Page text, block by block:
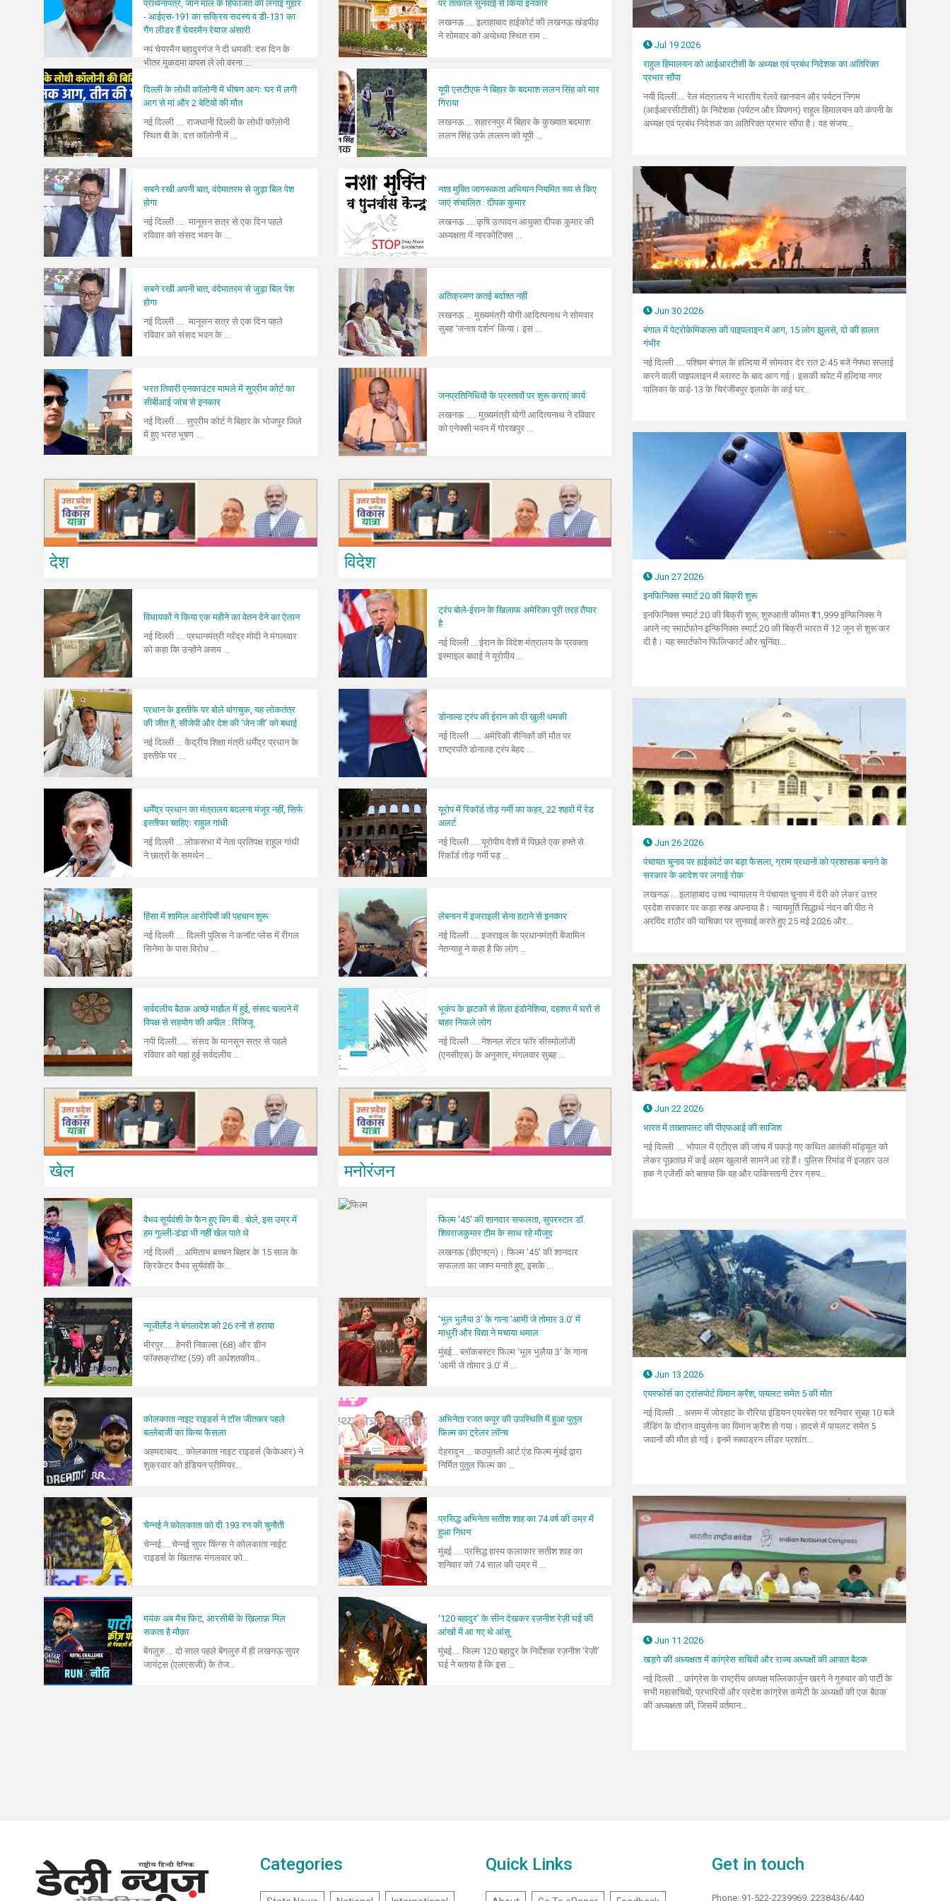
प्रार्थनापत्र, जान माल के हिफाजत की लगाई गुहार
- आईएस-191 का सक्रिय सदस्य व डी-131 का
गैंग लीडर हैं चेयरमैन रेयाज अंसारी
नपं चेयरमैन बहादुरगंज ने दी धमकी: दस दिन के
भीतर मुकदमा वापस ले लो वरना ...
दिल्ली के लोधी कॉलोनी में भीषण आगः घर में लगी
आग से मां और 2 बेटियों की मौत
नई दिल्ली .... राजधानी दिल्ली के लोधी कॉलोनी
स्थित बी.के. दत्त कॉलोनी में ...
सबने रखी अपनी बात, वंदेमातरम से जुड़ा बिल पेश
होगा
नई दिल्ली .... मानूसन सत्र से एक दिन पहले
रविवार को संसद भवन के ...
सबने रखी अपनी बात, वंदेमातरम से जुड़ा बिल पेश
होगा
नई दिल्ली .... मानूसन सत्र से एक दिन पहले
रविवार को संसद भवन के ...
भरत तिवारी एनकाउंटर मामले में सुप्रीम कोर्ट का
सीबीआई जांच से इनकार
नई दिल्ली .... सुप्रीम कोर्ट ने बिहार के भोजपुर जिले
में हुए भरत भूषण ...
देश
विधायकों ने किया एक महीने का वेतन देने का ऐलान
नई दिल्ली .... प्रधानमंत्री नरेंद्र मोदी ने मंगलवार
को कहा कि उन्होंने असम ...
प्रधान के इस्तीफे पर बोले वांगचुक, यह लोकतंत्र
की जीत है, सीजेपी और देश की ‘जेन जी’ को बधाई
नई दिल्ली ... केंद्रीय शिक्षा मंत्री धर्मेंद्र प्रधान के
इस्तीफे पर ...
धर्मेंद्र प्रधान का मंत्रालय बदलना मंजूर नहीं, सिर्फ
इस्तीफा चाहिएः राहुल गांधी
नई दिल्ली ... लोकसभा में नेता प्रतिपक्ष राहुल गांधी
ने छात्रों के समर्थन ...
हिंसा में शामिल आरोपियों की पहचान शुरू
नई दिल्ली .... दिल्ली पुलिस ने कनॉट प्लेस में रीगल
सिनेमा के पास विरोध ...
सर्वदलीय बैठक अच्छे माहौल में हुई, संसद चलाने में
विपक्ष से सहयोग की अपील : रिजिजू
नयी दिल्ली...... संसद के मानसून सत्र से पहले
रविवार को यहां हुई सर्वदलीय ...
खेल
वैभव सूर्यवंशी के फैन हुए बिग बी : बोले, इस उम्र में
हम गुल्ली-डंडा भी नहीं खेल पाते थे
नई दिल्ली ... अमिताभ बच्चन बिहार के 15 साल के
क्रिकेटर वैभव सूर्यवंशी के...
न्यूजीलैंड ने बंगलादेश को 26 रनों से हराया
मीरपुर..... हेनरी निकल्स (68) और डीन
फॉक्सक्रॉफ्ट (59) की अर्धशतकीय...
कोलकाता नाइट राइडर्स ने टॉस जीतकर पहले
बल्लेबाजी का किया फैसला
अहमदाबाद... कोलकाता नाइट राइडर्स (केकेआर) ने
शुक्रवार को इंडियन प्रीमियर...
चेन्नई ने कोलकाता को दी 193 रन की चुनौती
चेन्नई.... चेन्नई सुपर किंग्स ने कोलकाता नाईट
राइडर्स के खिलाफ मंगलवार को...
मयंक अब मैच फ़िट, आरसीबी के ख़िलाफ़ मिल
सकता है मौक़ा
बेंगलुरु.... दो साल पहले बेंगलुरु में ही लखनऊ सुपर
जायंट्स (एलएसजी) के तेज...
पर तत्काल सुनवाई से किया इनकार
लखनऊ .... इलाहाबाद हाईकोर्ट की लखनऊ खंडपीठ
ने सोमवार को अयोध्या स्थित राम ...
यूपी एसटीएफ ने बिहार के बदमाश ललन सिंह को मार
गिराया
लखनऊ ... सहारनपुर में बिहार के कुख्यात बदमाश
ललन सिंह उर्फ लल्लन को यूपी ...
नशा मुक्ति जागरूकता अभियान नियमित रूप से किए
जाएं संचालित : दीपक कुमार
लखनऊ .... कृषि उत्पादन आयुक्त दीपक कुमार की
अध्यक्षता में नारकोटिक्स ...
अतिक्रमण कतई बर्दाश्त नहीं
लखनऊ ... मुख्यमंत्री योगी आदित्यनाथ ने सोमवार
सुबह ‘जनता दर्शन’ किया। इस ...
जनप्रतिनिधियों के प्रस्तावों पर शुरू कराएं कार्य
लखनऊ ..... मुख्यमंत्री योगी आदित्यनाथ ने रविवार
को एनेक्सी भवन में गोरखपुर ...
विदेश
ट्रंप बोले-ईरान के खिलाफ अमेरिका पूरी तरह तैयार
है
नई दिल्ली ... ईरान के विदेश मंत्रालय के प्रवक्ता
इस्माइल बघाई ने यूरोपीय ...
डोनाल्ड ट्रंप की ईरान को दी खुली धमकी
नई दिल्ली ..... अमेरिकी सैनिकों की मौत पर
राष्ट्रपति डोनाल्ड ट्रंप बेहद ...
यूरोप में रिकॉर्ड तोड़ गर्मी का कहर, 22 शहरों में रेड
अलर्ट
नई दिल्ली .... यूरोपीय देशों में पिछले एक हफ्ते से
रिकॉर्ड तोड़ गर्मी पड़ ...
लेबनान में इजराइली सेना हटाने से इनकार
नई दिल्ली .... इजराइल के प्रधानमंत्री बेंजामिन
नेतन्याहू ने कहा है कि लोग ...
भूकंप के झटकों से हिला इंडोनेशिया, दहशत में घरों से
बाहर निकले लोग
नई दिल्ली .... नेशनल सेंटर फॉर सीस्मोलॉजी
(एनसीएस) के अनुसार, मंगलवार सुबह ...
मनोरंजन
फिल्म '45' की शानदार सफलता, सुपरस्टार डॉ.
शिवराजकुमार टीम के साथ रहे मौजूद
लखनऊ (डीएनएन)। फिल्म '45' की शानदार
सफलता का जश्न मनाते हुए, इसके ...
‘भूल भुलैया 3' के गाना ‘आमी जे तोमार 3.0’ में
माधुरी और विद्या ने मचाया धमाल
मुंबई... ब्लॉकबस्टर फिल्म ‘भूल भुलैया 3' के गाना
‘आमी जे तोमार 3.0’ में ...
अभिनेता रजत कपूर की उपस्थिति में हुआ पुतुल
फिल्म का ट्रेलर लॉन्च
देहरादून ... कठपुतली आर्ट एंड फिल्म मुंबई द्वारा
निर्मित पुतुल फिल्म का ...
प्रसिद्ध अभिनेता सतीश शाह का 74 वर्ष की उम्र में
हुआ निधन
मुंबई .... प्रसिद्ध हास्य कलाकार सतीश शाह का
शनिवार को 74 साल की उम्र में ...
‘120 बहादुर’ के सीन देखकर रज़नीश रेज़ी घई की
आंखों में आ गए थे आंसू
मुंबई.... फिल्म 120 बहादुर के निर्देशक रज़नीश ‘रेज़ी’
घई ने बताया है कि इस ...
Jul 19 2026
राहुल हिमालयन को आईआरटीसी के अध्यक्ष एवं प्रबंध निदेशक का अतिरिक्त
प्रभार सौंपा
नयी दिल्ली.... रेल मंत्रालय ने भारतीय रेलवे खानपान और पर्यटन निगम
(आईआरसीटीसी) के निदेशक (पर्यटन और विपणन) राहुल हिमालयन को कंपनी के
अध्यक्ष एवं प्रबंध निदेशक का अतिरिक्त प्रभार सौंपा है। वह संजय...
Jun 30 2026
बंगाल में पेट्रोकेमिकल्स की पाइपलाइन में आग, 15 लोग झुलसे, दो की हालत
गंभीर
नई दिल्ली .... पश्चिम बंगाल के हल्दिया में सोमवार देर रात 2ः45 बजे नेफ्था सप्लाई
करने वाली पाइपलाइन में ब्लास्ट के बाद आग गई। इसकी चपेट में हल्दिया नगर
पालिका के वार्ड-13 के चिरंजीबपुर इलाके के कई घर...
Jun 27 2026
इनफिनिक्स स्मार्ट 20 की बिक्री शुरू
इनफिनिक्स स्मार्ट 20 की बिक्री शुरू, शुरुआती कीमत ₹11,999 इन्फिनिक्स ने
अपने नए स्मार्टफोन इन्फिनिक्स स्मार्ट 20 की बिक्री भारत में 12 जून से शुरू कर
दी है। यह स्मार्टफोन फिलिप्कार्ट और चुनिंदा...
Jun 26 2026
पंचायत चुनाव पर हाईकोर्ट का बड़ा फैसला, ग्राम प्रधानों को प्रशासक बनाने के
सरकार के आदेश पर लगाई रोक
लखनऊ ... इलाहाबाद उच्च न्यायालय ने पंचायत चुनाव में देरी को लेकर उत्तर
प्रदेश सरकार पर कड़ा रुख अपनाया है। न्यायमूर्ति सिद्धार्थ नंदन की पीठ ने
अरविंद राठौर की याचिका पर सुनवाई करते हुए 25 मई 2026 और...
Jun 22 2026
भारत में तख्तापलट की पीएफआई की साजिश
नई दिल्ली .... भोपाल में एटीएस की जांच में पकड़े गए कथित आतंकी मॉड्यूल को
लेकर पूछताछ में कई अहम खुलासे सामने आ रहे हैं। पुलिस रिमांड में इजहार उल
हक ने एजेंसी को बताया कि वह और पाकिस्तानी टेरर ग्रुप...
Jun 13 2026
एयरफोर्स का ट्रांसपोर्ट विमान क्रैश, पायलट समेत 5 की मौत
नई दिल्ली ... असम में जोरहाट के रौरिया इंडियन एयरबेस पर शनिवार सुबह 10 बजे
लैंडिंग के दौरान वायुसेना का विमान क्रैश हो गया। हादसे में पायलट समेत 5
जवानों की मौत हो गई। इनमें स्क्वाड्रन लीडर प्रशांत...
Jun 11 2026
खड़गे की अध्यक्षता में कांग्रेस सचिवों और राज्य अध्यक्षों की आपात बैठक
नई दिल्ली ... कांग्रेस के राष्ट्रीय अध्यक्ष मल्लिकार्जुन खरगे ने गुरुवार को पार्टी के
सभी महासचिवों, प्रभारियों और प्रदेश कांग्रेस कमेटी के अध्यक्षों की एक बैठक
की अध्यक्षता की, जिसमें वर्तमान...
Categories Quick Links Get in touch
Phone: 91-522-2239969, 2238436/440